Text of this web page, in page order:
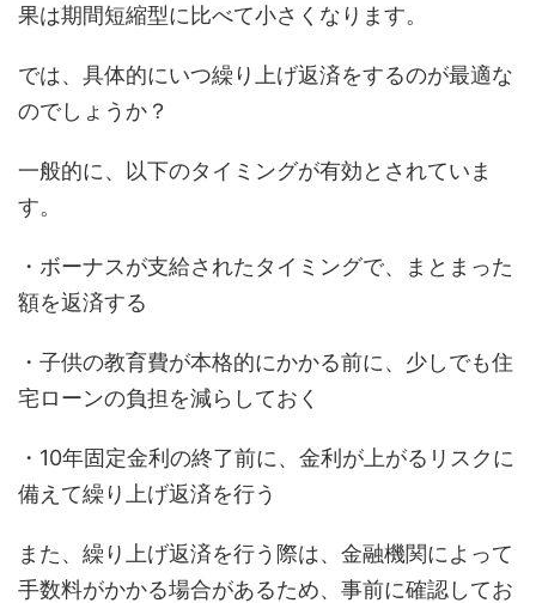
果は期間短縮型に比べて小さくなります。
では、具体的にいつ繰り上げ返済をするのが最適な
のでしょうか？
一般的に、以下のタイミングが有効とされていま
す。
・ボーナスが支給されたタイミングで、まとまった
額を返済する
・子供の教育費が本格的にかかる前に、少しでも住
宅ローンの負担を減らしておく
・10年固定金利の終了前に、金利が上がるリスクに
備えて繰り上げ返済を行う
また、繰り上げ返済を行う際は、金融機関によって
手数料がかかる場合があるため、事前に確認してお